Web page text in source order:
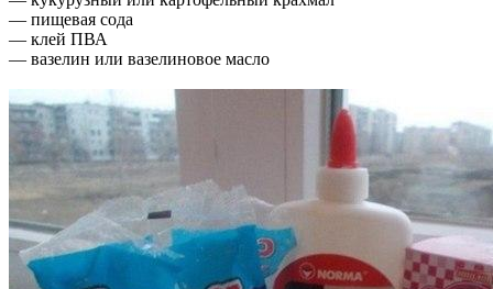
— пищевая сода
— клей ПВА
— вазелин или вазелиновое масло